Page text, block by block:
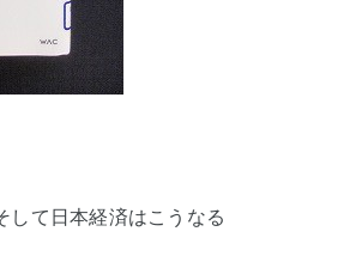
して日本経済はこうなる